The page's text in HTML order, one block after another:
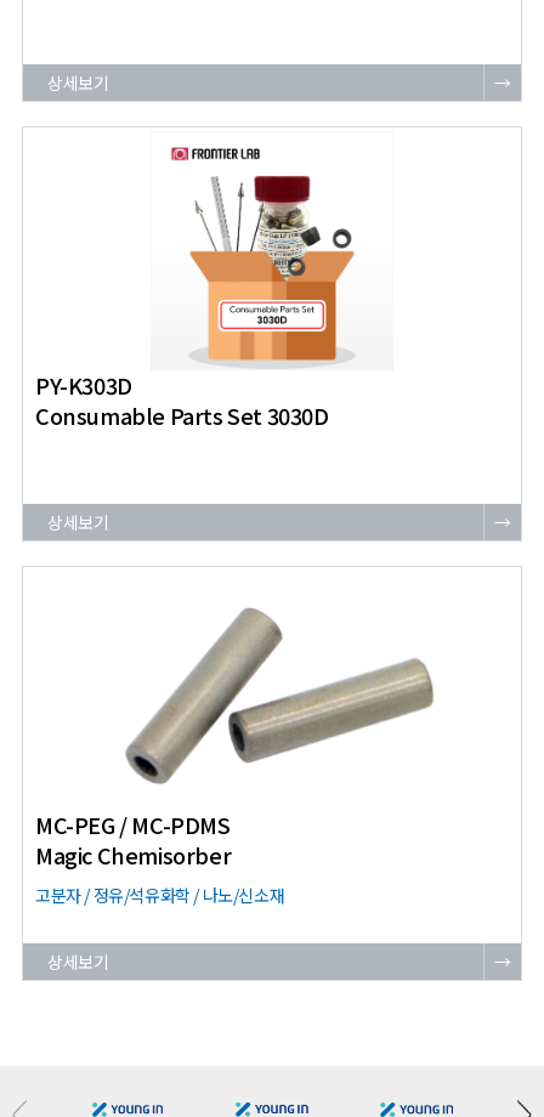
상세보기 →
PY-K303D
Consumable Parts Set 3030D
상세보기 →
MC-PEG / MC-PDMS
Magic Chemisorber
고분자 / 정유/석유화학 / 나노/신소재
상세보기 →